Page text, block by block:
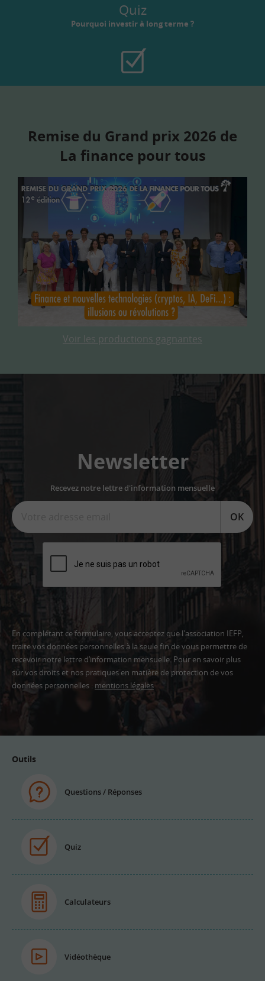
Quiz
Pourquoi investir à long terme ?
Remise du Grand prix 2026 de
La finance pour tous
Voir les productions gagnantes
Newsletter
Recevez notre lettre d'information mensuelle
OK
En complétant ce formulaire, vous acceptez que l'association IEFP,
traite vos données personnelles à la seule fin de vous permettre de
recevoir notre lettre d’information mensuelle. Pour en savoir plus
sur vos droits et nos pratiques en matière de protection de vos
données personnelles : mentions légales
Outils
Questions / Réponses
Quiz
Calculateurs
Vidéothèque